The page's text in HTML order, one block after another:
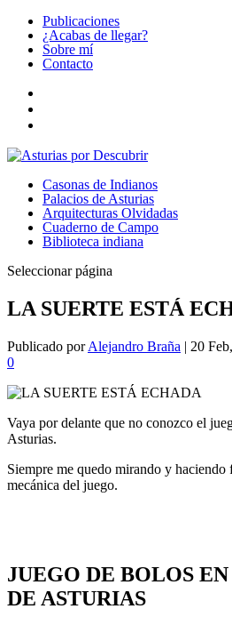
Publicaciones
¿Acabas de llegar?
Sobre mí
Contacto
Casonas de Indianos
Palacios de Asturias
Arquitecturas Olvidadas
Cuaderno de Campo
Biblioteca indiana
Seleccionar página
LA SUERTE ESTÁ
Publicado porAlejandro Braña | 20
0
Vaya por delante que no conozco el
Asturias.
Siempre me quedo mirando y haciendo
mecánica del juego.
JUEGO DE BOLOS
DE ASTURIAS